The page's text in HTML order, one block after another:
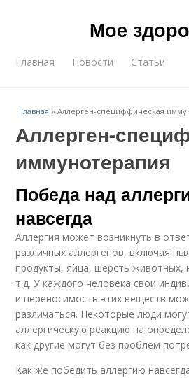
Мое
Главная Новости Статьи
Главная »Аллерген-специффическая
Аллерген-
иммунотерапия
Победа над
навсегда
Аллергия может возникнуть в
различных аллергенов, включая
продукты, яйца, шерсть животных,
т.д. У каждого человека свои
и переносимость этих веществ
различаться. Некоторые люди
аллергическую реакцию на
как другие могут без проблем
Как же победить аллергию